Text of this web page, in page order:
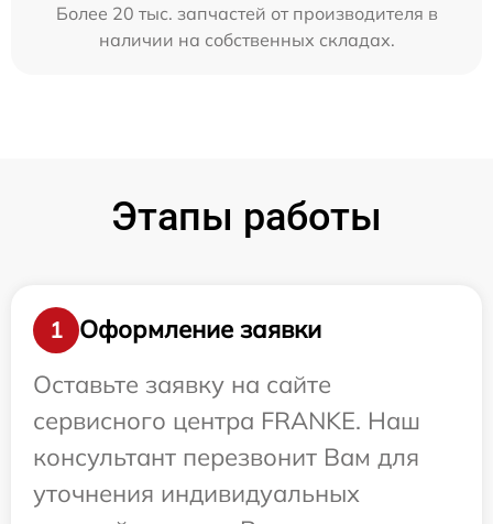
Более 20 тыс. запчастей от производителя в
наличии на собственных складах.
Этапы работы
1
Оформление заявки
Оставьте заявку на сайте
сервисного центра FRANKE. Наш
консультант перезвонит Вам для
уточнения индивидуальных